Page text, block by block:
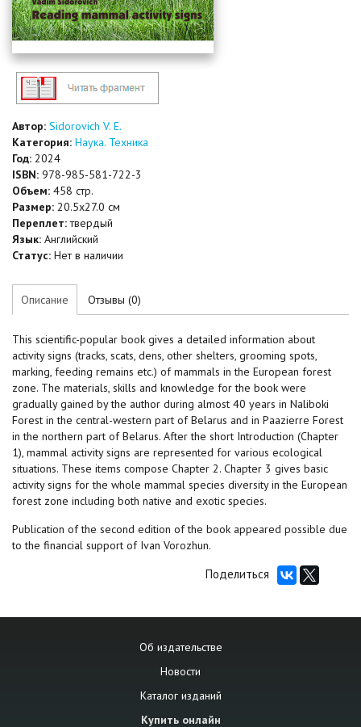
Автор: Sidorovich V. E.
Категория: Наука. Техника
Год: 2024
ISBN: 978-985-581-722-3
Объем: 458 стр.
Размер: 20.5x27.0 см
Переплет:твердый
Язык: Английский
Статус: Нет в наличии
Описание Отзывы (0)
This scientific-popular book gives a detailed information about
activity signs (tracks, scats, dens, other shelters, grooming spots,
marking, feeding remains etc.) of mammals in the European forest
zone. The materials, skills and knowledge for the book were
gradually gained by the author during almost 40 years in Naliboki
Forest in the central-western part of Belarus and in Paazierre Forest
in the northern part of Belarus. After the short Introduction (Chapter
1), mammal activity signs are represented for various ecological
situations. These items compose Chapter 2. Chapter 3 gives basic
activity signs for the whole mammal species diversity in the European
forest zone including both native and exotic species.
Publication of the second edition of the book appeared possible due
to the financial support of Ivan Vorozhun.
Поделиться
Об издательстве
Новости
Каталог изданий
Купить онлайн